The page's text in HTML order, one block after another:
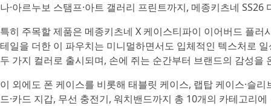
나·아르누보 스탬프·아트 갤러리 프린트까지, 메종키츠네
특히 주목할 제품은 메종키츠네 X 케이스티파이 이어버드 플
테일을 더한 이 파우치는 미니멀하면서도 입체적인 텍스처로
두 가지 컬러로 출시되며, 손에 쥐는 순간부터 브랜드의 감성을
이 외에도 폰 케이스를 비롯해 태블릿 케이스, 랩탑 케이스·슬
드·카드 지갑, 무선 충전기, 워치밴드까지 총 10개의 카테고리